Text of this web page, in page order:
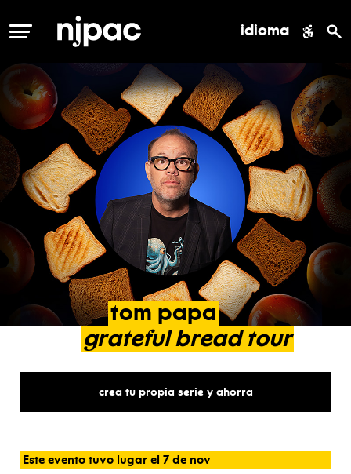
MENÚ idioma
tom papa
grateful bread tour
crea tu propia serie y ahorra
Este evento tuvo lugar el 7 de nov